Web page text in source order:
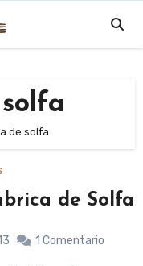
de solfa
de Solfa
1 Comentario